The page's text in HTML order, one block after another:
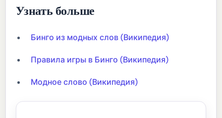
Узнать больше
Бинго из модных слов (Википедия)
Правила игры в Бинго (Википедия)
Модное слово (Википедия)